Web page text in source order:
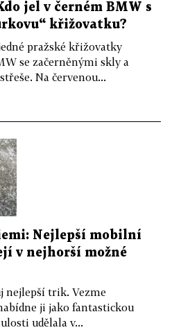
jel v černém BMW s
křižovatku?
pražské křižovatky
se začerněnými skly a
Na červenou...
Nejlepší mobilní
v nejhorší možné
nejlepší trik. Vezme
ji jako fantastickou
udělala v...